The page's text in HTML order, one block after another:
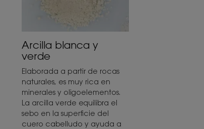
Arcilla blanca y
verde
Elaborada a partir de rocas
naturales, es muy rica en
minerales y oligoelementos.
La arcilla verde equilibra el
sebo en la superficie del
cuero cabelludo y ayuda a